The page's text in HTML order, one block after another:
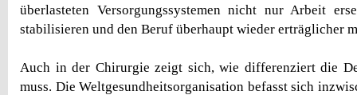
überlasteten Versorgungssystemen nicht nur Arbeit
stabilisieren und den Beruf überhaupt wieder erträglicher
Auch in der Chirurgie zeigt sich, wie differenziert die
muss. Die Weltgesundheitsorganisation befasst sich